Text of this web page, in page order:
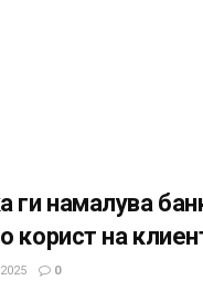
ги намалува
корист на
0